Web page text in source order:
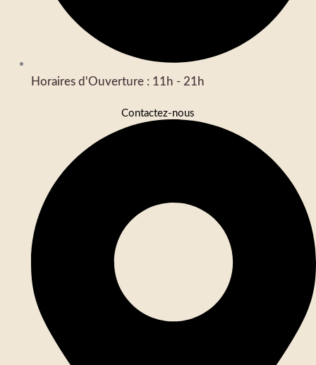
Horaires d'Ouverture : 11h - 21h
Contactez-nous